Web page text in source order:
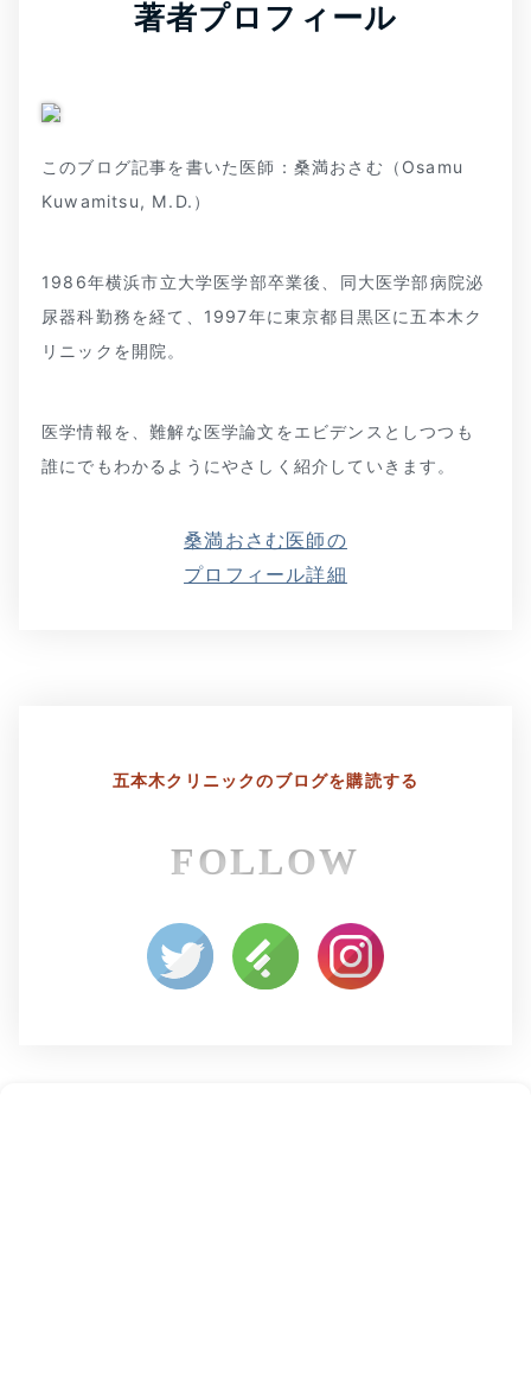
著者プロフィール
このブログ記事を書いた医師：桑満おさむ（Osamu
Kuwamitsu, M.D.）
1986年横浜市立大学医学部卒業後、同大医学部病院泌
尿器科勤務を経て、1997年に東京都目黒区に五本木ク
リニックを開院。
医学情報を、難解な医学論文をエビデンスとしつつも
誰にでもわかるようにやさしく紹介していきます。
桑満おさむ医師の
プロフィール詳細
五本木クリニックのブログを購読する
FOLLOW